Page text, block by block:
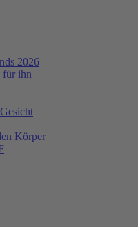
2026
für ihn
Körper